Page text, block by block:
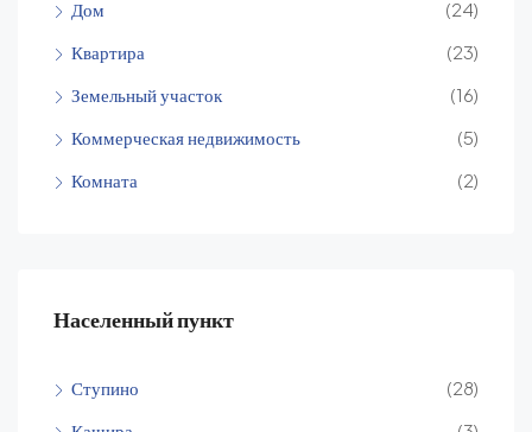
Дом
(24)
Квартира
(23)
Земельный участок
(16)
Коммерческая недвижимость
(5)
Комната
(2)
Населенный пункт
Ступино
(28)